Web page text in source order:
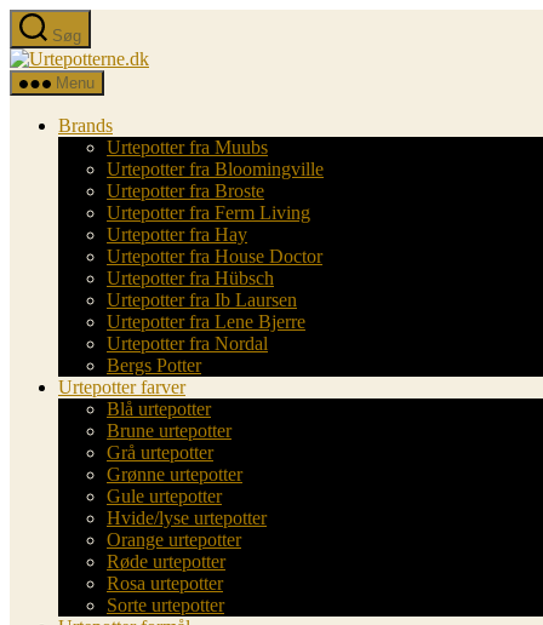
Spring
til
indholdet
Søg
Urtepotterne.dk
Menu
Brands
Urtepotter fra Muubs
Urtepotter fra Bloomingville
Urtepotter fra Broste
Urtepotter fra Ferm Living
Urtepotter fra Hay
Urtepotter fra House Doctor
Urtepotter fra Hübsch
Urtepotter fra Ib Laursen
Urtepotter fra Lene Bjerre
Urtepotter fra Nordal
Bergs Potter
Urtepotter farver
Blå urtepotter
Brune urtepotter
Grå urtepotter
Grønne urtepotter
Gule urtepotter
Hvide/lyse urtepotter
Orange urtepotter
Røde urtepotter
Rosa urtepotter
Sorte urtepotter